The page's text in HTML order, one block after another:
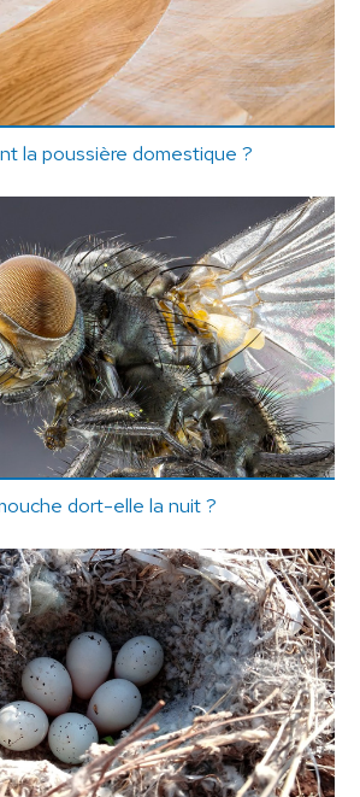
la poussière domestique ?
dort-elle la nuit ?